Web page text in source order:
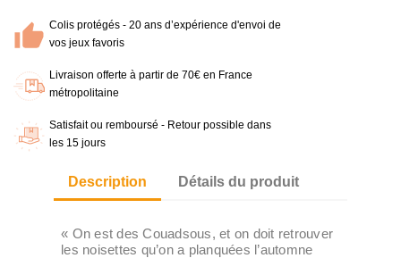
Colis protégés - 20 ans d’expérience d'envoi de
vos jeux favoris
Livraison offerte à partir de 70€ en France
métropolitaine
Satisfait ou remboursé - Retour possible dans
les 15 jours
Description Détails du produit
« On est des Couadsous, et on doit retrouver
les noisettes qu’on a planquées l’automne